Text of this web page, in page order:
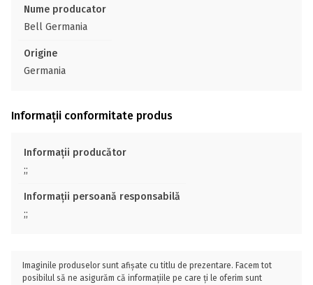
Nume producator
Bell Germania
Origine
Germania
Informații conformitate produs
Informații producător
;;
Informații persoană responsabilă
;;
Imaginile produselor sunt afișate cu titlu de prezentare. Facem tot
posibilul să ne asigurăm că informațiile pe care ți le oferim sunt